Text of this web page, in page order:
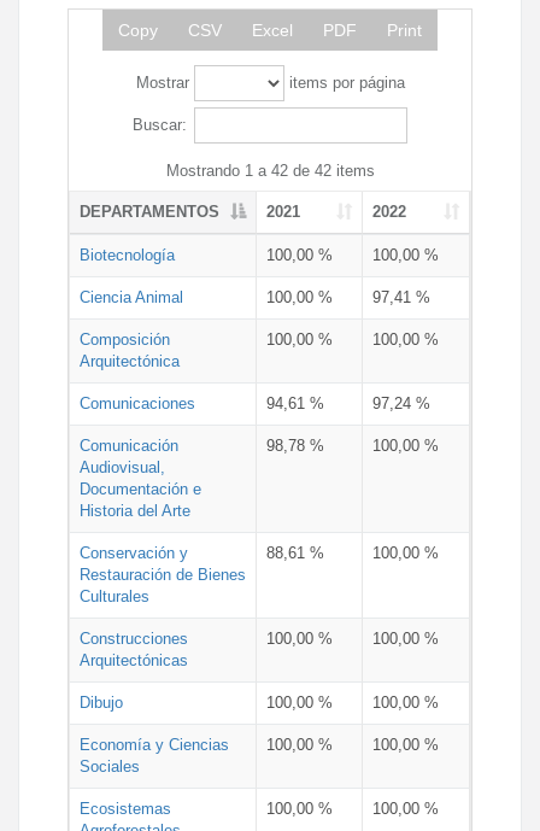
Copy CSV Excel PDF Print
Mostrar items por página
Buscar:
Mostrando 1 a 42 de 42 items
DEPARTAMENTOS 2021 2022
Biotecnología 100,00 % 100,00 %
Ciencia Animal 100,00 % 97,41 %
Composición
Arquitectónica
100,00 % 100,00 %
Comunicaciones 94,61 % 97,24 %
Comunicación
Audiovisual,
Documentación e
Historia del Arte
98,78 % 100,00 %
Conservación y
Restauración de Bienes
Culturales
88,61 % 100,00 %
Construcciones
Arquitectónicas
100,00 % 100,00 %
Dibujo 100,00 % 100,00 %
Economía y Ciencias
Sociales
100,00 % 100,00 %
Ecosistemas
100,00 % 100,00 %